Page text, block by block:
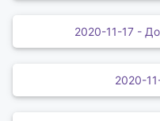
2020-11-17 -
2020-